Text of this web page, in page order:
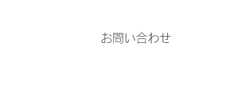
お問い合わせ